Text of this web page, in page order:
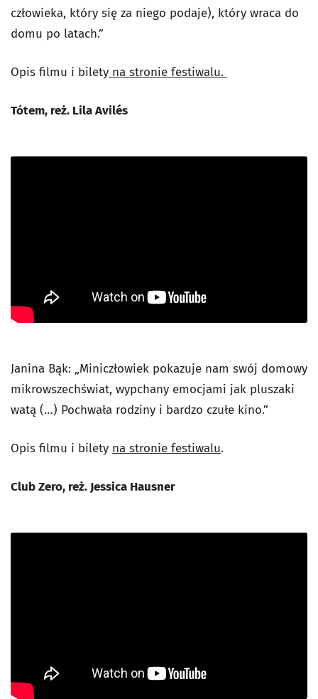
człowieka, który się za niego podaje), który wraca do
domu po latach.”
Opis filmu i bilety na stronie festiwalu.
Tótem, reż. Lila Avilés
Janina Bąk: „Miniczłowiek pokazuje nam swój domowy
mikrowszechświat, wypchany emocjami jak pluszaki
watą (…) Pochwała rodziny i bardzo czułe kino.”
Opis filmu i bilety na stronie festiwalu.
Club Zero, reż. Jessica Hausner